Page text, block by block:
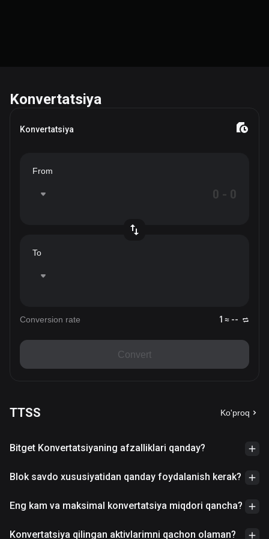
Konvertatsiya
Konvertatsiya
From
To
Conversion rate 1 ≈ --
Convert
TTSS Ko'proq
Bitget Konvertatsiyaning afzalliklari qanday?
Blok savdo xususiyatidan qanday foydalanish kerak?
Eng kam va maksimal konvertatsiya miqdori qancha?
Konvertatsiya qilingan aktivlarimni qachon olaman?